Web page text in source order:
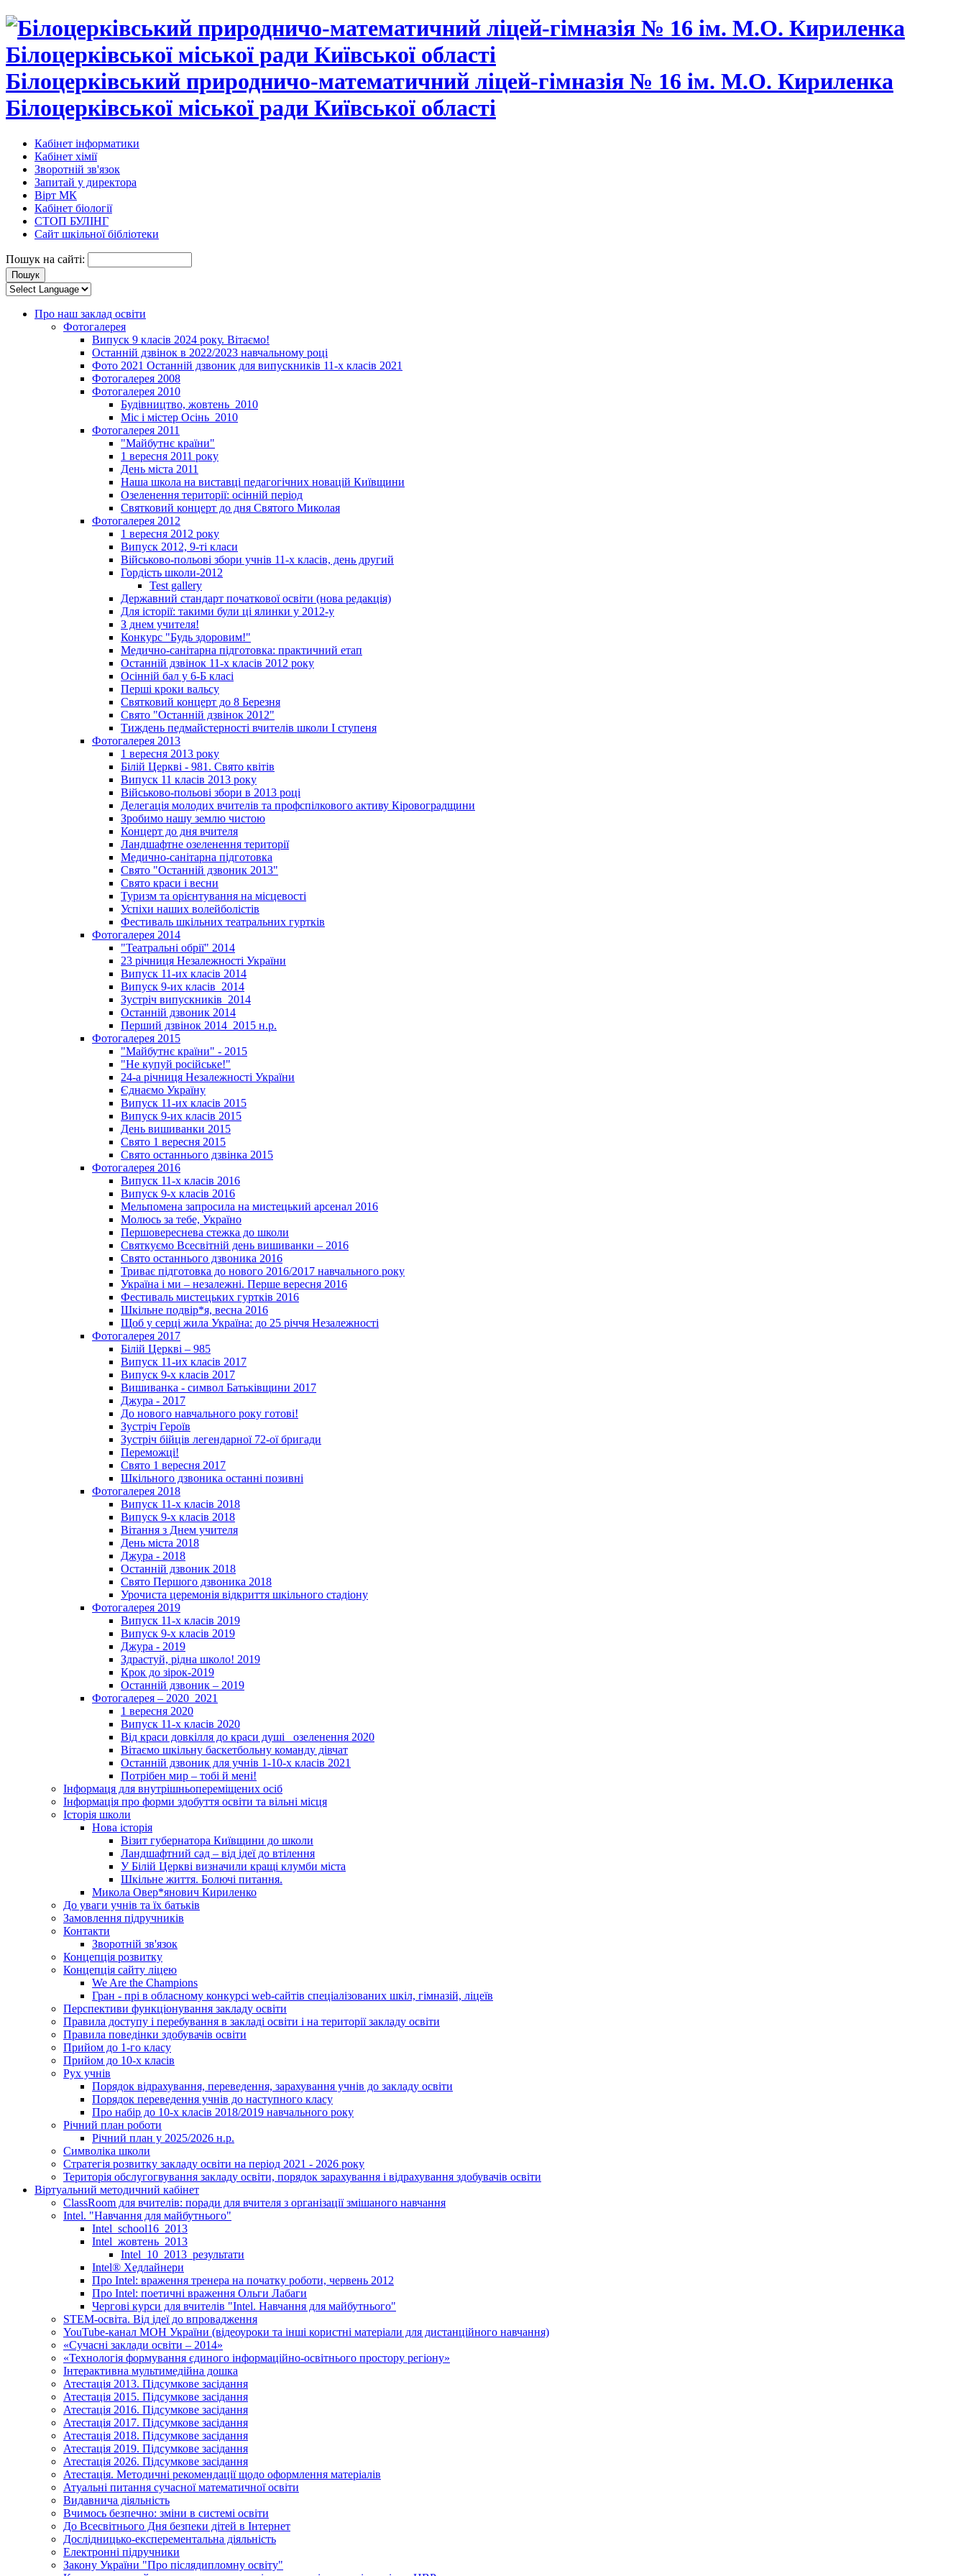
Білоцерківський природничо-математичний ліцей-гімназія № 16 ім. М.О. Кириленка
Білоцерківської міської ради Київської області
Кабінет інформатики
Кабінет хімії
Зворотній зв'язок
Запитай у директора
Вірт МК
Кабінет біології
СТОП БУЛІНГ
Сайт шкільної бібліотеки
Пошук на сайті:
Про наш заклад освіти
Фотогалерея
Випуск 9 класів 2024 року. Вітаємо!
Останній дзвінок в 2022/2023 навчальному році
Фото 2021 Останній дзвоник для випускників 11-х класів 2021
Фотогалерея 2008
Фотогалерея 2010
Будівництво, жовтень_2010
Міс і містер Осінь_2010
Фотогалерея 2011
"Майбутнє країни"
1 вересня 2011 року
День міста 2011
Наша школа на виставці педагогічних новацій Київщини
Озеленення території: осінній період
Святковий концерт до дня Святого Миколая
Фотогалерея 2012
1 вересня 2012 року
Випуск 2012, 9-ті класи
Військово-польові збори учнів 11-х класів, день другий
Гордість школи-2012
Test gallery
Державний стандарт початкової освіти (нова редакція)
Для історії: такими були ці ялинки у 2012-у
З днем учителя!
Конкурс "Будь здоровим!"
Медично-санітарна підготовка: практичний етап
Останній дзвінок 11-х класів 2012 року
Осінній бал у 6-Б класі
Перші кроки вальсу
Святковий концерт до 8 Березня
Свято "Останній дзвінок 2012"
Тиждень педмайстерності вчителів школи І ступеня
Фотогалерея 2013
1 вересня 2013 року
Білій Церкві - 981. Свято квітів
Випуск 11 класів 2013 року
Військово-польові збори в 2013 році
Делегація молодих вчителів та профспілкового активу Кіровоградщини
Зробимо нашу землю чистою
Концерт до дня вчителя
Ландшафтне озеленення території
Медично-санітарна підготовка
Свято "Останній дзвоник 2013"
Свято краси і весни
Туризм та орієнтування на місцевості
Успіхи наших волейболістів
Фестиваль шкільних театральних гуртків
Фотогалерея 2014
"Театральні обрії" 2014
23 річниця Незалежності України
Випуск 11-их класів 2014
Випуск 9-их класів_2014
Зустріч випускників_2014
Останній дзвоник 2014
Перший дзвінок 2014_2015 н.р.
Фотогалерея 2015
"Майбутнє країни" - 2015
"Не купуй російське!"
24-а річниця Незалежності України
Єднаємо Україну
Випуск 11-их класів 2015
Випуск 9-их класів 2015
День вишиванки 2015
Свято 1 вересня 2015
Свято останнього дзвінка 2015
Фотогалерея 2016
Випуск 11-х класів 2016
Випуск 9-х класів 2016
Мельпомена запросила на мистецький арсенал 2016
Молюсь за тебе, Україно
Першовереснева стежка до школи
Святкуємо Всесвітній день вишиванки – 2016
Свято останнього дзвоника 2016
Триває підготовка до нового 2016/2017 навчального року
Україна і ми – незалежні. Перше вересня 2016
Фестиваль мистецьких гуртків 2016
Шкільне подвір*я, весна 2016
Щоб у серці жила Україна: до 25­ річчя Незалежності
Фотогалерея 2017
Білій Церкві – 985
Випуск 11-их класів 2017
Випуск 9-х класів 2017
Вишиванка - символ Батьківщини 2017
Джура - 2017
До нового навчального року готові!
Зустріч Героїв
Зустріч бійців легендарної 72-ої бригади
Переможці!
Свято 1 вересня 2017
Шкільного дзвоника останні позивні
Фотогалерея 2018
Випуск 11-х класів 2018
Випуск 9-х класів 2018
Вітання з Днем учителя
День міста 2018
Джура - 2018
Останній дзвоник 2018
Свято Першого дзвоника 2018
Урочиста церемонія відкриття шкільного стадіону
Фотогалерея 2019
Випуск 11-х класів 2019
Випуск 9-х класів 2019
Джура - 2019
Здрастуй, рідна школо! 2019
Крок до зірок-2019
Останній дзвоник – 2019
Фотогалерея – 2020_2021
1 вересня 2020
Випуск 11-х класів 2020
Від краси довкілля до краси душі _озеленення 2020
Вітаємо шкільну баскетбольну команду дівчат
Останній дзвоник для учнів 1-10-х класів 2021
Потрібен мир – тобі й мені!
Інформаця для внутрішньопереміщених осіб
Інформація про форми здобуття освіти та вільні місця
Історія школи
Нова історія
Візит губернатора Київщини до школи
Ландшафтний сад – від ідеї до втілення
У Білій Церкві визначили кращі клумби міста
Шкільне життя. Болючі питання.
Микола Овер*янович Кириленко
До уваги учнів та їх батьків
Замовлення підручників
Контакти
Зворотній зв'язок
Концепція розвитку
Концепція сайту ліцею
We Are the Champions
Гран - прі в обласному конкурсі web-сайтів спеціалізованих шкіл, гімназій, ліцеїв
Перспективи функціонування закладу освіти
Правила доступу і перебування в закладі освіти і на території закладу освіти
Правила поведінки здобувачів освіти
Прийом до 1-го класу
Прийом до 10-х класів
Рух учнів
Порядок відрахування, переведення, зарахування учнів до закладу освіти
Порядок переведення учнів до наступного класу
Про набір до 10-х класів 2018/2019 навчального року
Річний план роботи
Річний план у 2025/2026 н.р.
Символіка школи
Стратегія розвитку закладу освіти на період 2021 - 2026 року
Територія обслугогвування закладу освіти, порядок зарахування і відрахування здобувачів освіти
Віртуальний методичний кабінет
ClassRoom для вчителів: поради для вчителя з організації змішаного навчання
Intel. "Навчання для майбутнього"
Intel_school16_2013
Intel_жовтень_2013
Intel_10_2013_результати
Іntel® Хедлайнери
Про Intel: враження тренера на початку роботи, червень 2012
Про Intel: поетичні враження Ольги Лабаги
Чергові курси для вчителів "Intel. Навчання для майбутнього"
STEM-освіта. Від ідеї до впровадження
YouTube-канал МОН України (відеоуроки та інші користні матеріали для дистанційного навчання)
«Сучасні заклади освіти – 2014»
«Технологія формування єдиного інформаційно-освітнього простору регіону»
Інтерактивна мультимедійна дошка
Атестація 2013. Підсумкове засідання
Атестація 2015. Підсумкове засідання
Атестація 2016. Підсумкове засідання
Атестація 2017. Підсумкове засідання
Атестація 2018. Підсумкове засідання
Атестація 2019. Підсумкове засідання
Атестація 2026. Підсумкове засідання
Атестація. Методичні рекомендації щодо оформлення матеріалів
Атуальні питання сучасної математичної освіти
Видавнича діяльність
Вчимось безпечно: зміни в системі освіти
До Всесвітнього Дня безпеки дітей в Інтернет
Дослідницько-експерементальна діяльність
Електронні підручники
Закону України "Про післядипломну освіту"